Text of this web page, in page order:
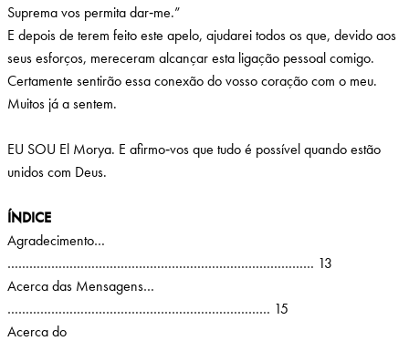
Suprema vos permita dar‑me.”
E depois de terem feito este apelo, ajudarei todos os que, devido aos
seus esforços, mereceram alcançar esta ligação pessoal comigo.
Certamente sentirão essa conexão do vosso coração com o meu.
Muitos já a sentem.
EU SOU El Morya. E afirmo‑vos que tudo é possível quando estão
unidos com Deus.
ÍNDICE
Agradecimento…
………………………………………………………………………… 13
Acerca das Mensagens…
……………………………………………………………… 15
Acerca do